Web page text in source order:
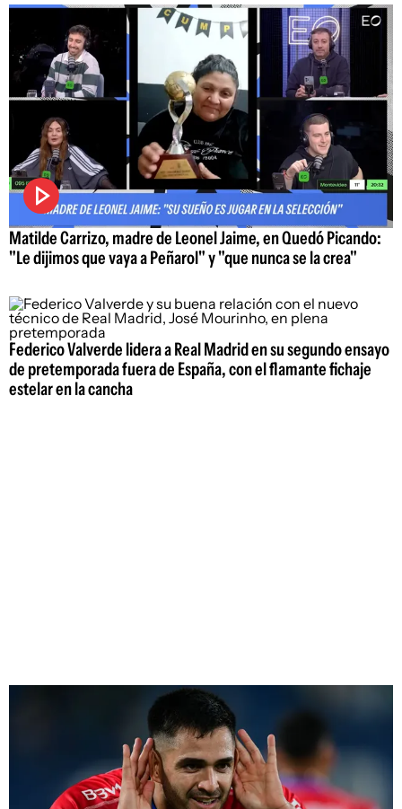
Matilde Carrizo, madre de Leonel Jaime, en Quedó Picando:
"Le dijimos que vaya a Peñarol" y "que nunca se la crea"
Federico Valverde lidera a Real Madrid en su segundo ensayo
de pretemporada fuera de España, con el flamante fichaje
estelar en la cancha